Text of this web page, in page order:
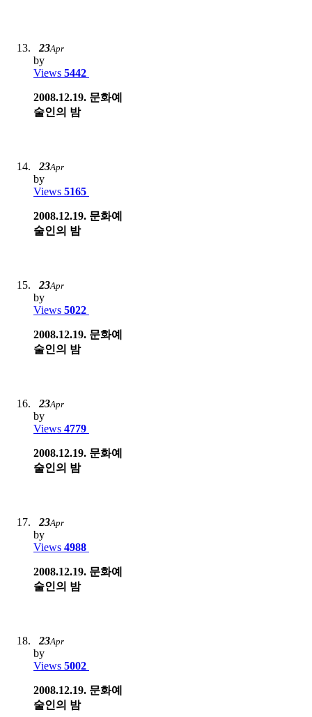
23Apr
by
Views 5442
2008.12.19. 문화예
술인의 밤
23Apr
by
Views 5165
2008.12.19. 문화예
술인의 밤
23Apr
by
Views 5022
2008.12.19. 문화예
술인의 밤
23Apr
by
Views 4779
2008.12.19. 문화예
술인의 밤
23Apr
by
Views 4988
2008.12.19. 문화예
술인의 밤
23Apr
by
Views 5002
2008.12.19. 문화예
술인의 밤